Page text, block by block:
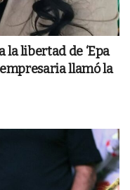
la libertad de ‘Epa
llamó la